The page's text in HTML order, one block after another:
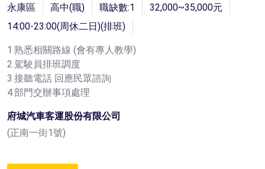
永康區 高中(職) 職缺數:1
32,000~35,000元
14:00-23:00(周休二日)(排班)
1.熟悉相關路線 (會有專人教學)
2.駕駛員排班調度
3.接聽電話 回應民眾諮詢
4.部門交辦事項處理
府城汽車客運股份有限公司
(正南一街1號)